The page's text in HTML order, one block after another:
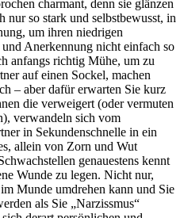
charmant, denn sie glänzen
so stark und selbstbewusst, in
um ihren niedrigen
Anerkennung nicht einfach so
anfangs richtig Mühe, um zu
auf einen Sockel, machen
– aber dafür erwarten Sie kurz
die verweigert (oder vermuten
verwandeln sich vom
in Sekundenschnelle in ein
allein von Zorn und Wut
genauestens kennt
Wunde zu legen. Nicht nur,
Munde umdrehen kann und Sie
als Sie „Narzissmus“